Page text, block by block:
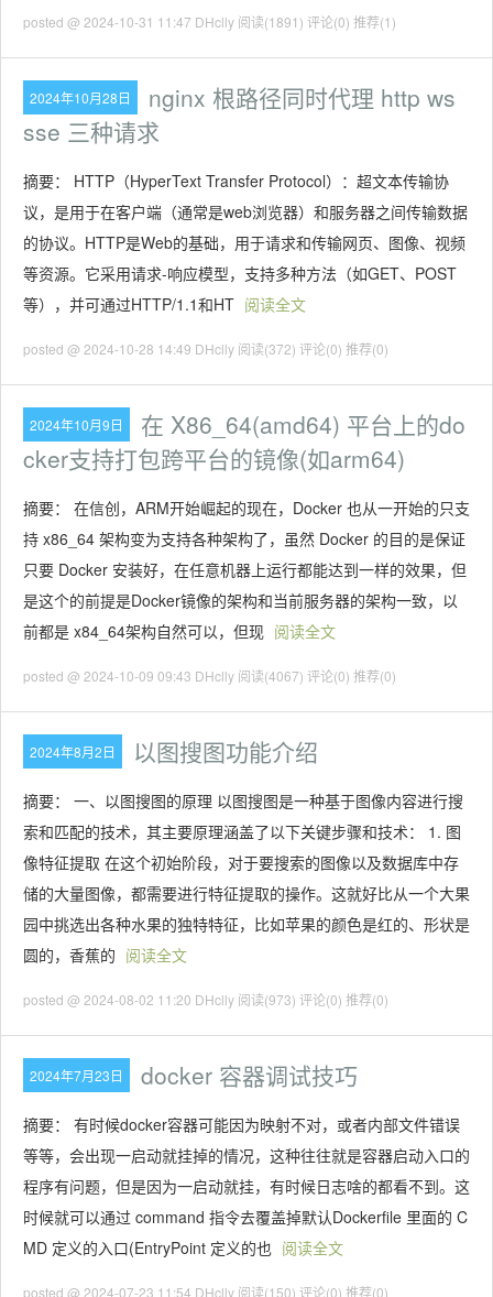
posted @ 2024-10-31 11:47 DHclly 阅读(1891) 评论(0) 推荐(1)
2024年10月28日
nginx 根路径同时代理 http ws
sse 三种请求
摘要： HTTP（HyperText Transfer Protocol）：超文本传输协
议，是用于在客户端（通常是web浏览器）和服务器之间传输数据
的协议。HTTP是Web的基础，用于请求和传输网页、图像、视频
等资源。它采用请求-响应模型，支持多种方法（如GET、POST
等），并可通过HTTP/1.1和HT 阅读全文
posted @ 2024-10-28 14:49 DHclly 阅读(372) 评论(0) 推荐(0)
2024年10月9日
在 X86_64(amd64) 平台上的do
cker支持打包跨平台的镜像(如arm64)
摘要： 在信创，ARM开始崛起的现在，Docker 也从一开始的只支
持 x86_64 架构变为支持各种架构了，虽然 Docker 的目的是保证
只要 Docker 安装好，在任意机器上运行都能达到一样的效果，但
是这个的前提是Docker镜像的架构和当前服务器的架构一致，以
前都是 x84_64架构自然可以，但现 阅读全文
posted @ 2024-10-09 09:43 DHclly 阅读(4067) 评论(0) 推荐(0)
2024年8月2日 以图搜图功能介绍
摘要： 一、以图搜图的原理 以图搜图是一种基于图像内容进行搜
索和匹配的技术，其主要原理涵盖了以下关键步骤和技术： 1. 图
像特征提取 在这个初始阶段，对于要搜索的图像以及数据库中存
储的大量图像，都需要进行特征提取的操作。这就好比从一个大果
园中挑选出各种水果的独特特征，比如苹果的颜色是红的、形状是
圆的，香蕉的 阅读全文
posted @ 2024-08-02 11:20 DHclly 阅读(973) 评论(0) 推荐(0)
2024年7月23日 docker 容器调试技巧
摘要： 有时候docker容器可能因为映射不对，或者内部文件错误
等等，会出现一启动就挂掉的情况，这种往往就是容器启动入口的
程序有问题，但是因为一启动就挂，有时候日志啥的都看不到。这
时候就可以通过 command 指令去覆盖掉默认Dockerfile 里面的 C
MD 定义的入口(EntryPoint 定义的也 阅读全文
posted @ 2024-07-23 11:54 DHclly 阅读(150) 评论(0) 推荐(0)